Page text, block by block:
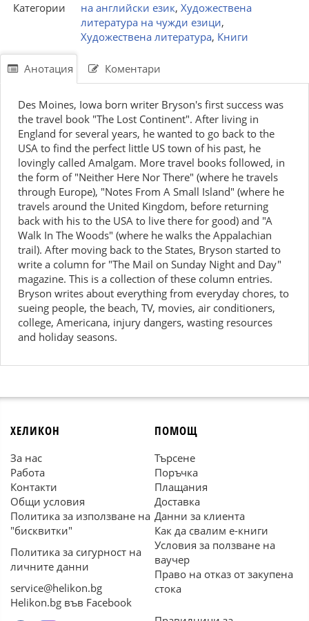
Категории
на английски език, Художествена
литература на чужди езици,
Художествена литература, Книги
Анотация Коментари
Des Moines, Iowa born writer Bryson's first success was
the travel book "The Lost Continent". After living in
England for several years, he wanted to go back to the
USA to find the perfect little US town of his past, he
lovingly called Amalgam. More travel books followed, in
the form of "Neither Here Nor There" (where he travels
through Europe), "Notes From A Small Island" (where he
travels around the United Kingdom, before returning
back with his to the USA to live there for good) and "A
Walk In The Woods" (where he walks the Appalachian
trail). After moving back to the States, Bryson started to
write a column for "The Mail on Sunday Night and Day"
magazine. This is a collection of these column entries.
Bryson writes about everything from everyday chores, to
sueing people, the beach, TV, movies, air conditioners,
college, Americana, injury dangers, wasting resources
and holiday seasons.
ХЕЛИКОН
За нас
Работа
Контакти
Общи условия
Политика за използване на
"бисквитки"
Политика за сигурност на
личните данни
service@helikon.bg
Helikon.bg във Facebook
ПОМОЩ
Търсене
Поръчка
Плащания
Доставка
Данни за клиента
Как да свалим е-книги
Условия за ползване на
ваучер
Право на отказ от закупена
стока